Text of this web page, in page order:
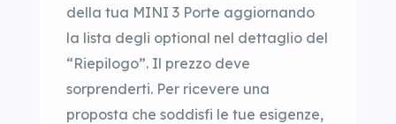
della tua MINI 3 Porte aggiornando
la lista degli optional nel dettaglio del
“Riepilogo”. Il prezzo deve
sorprenderti. Per ricevere una
proposta che soddisfi le tue esigenze,